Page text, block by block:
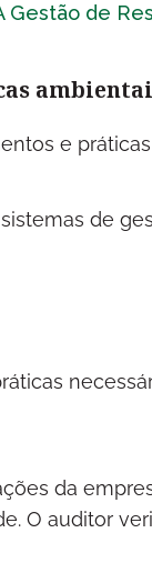
Gestão de
e
de
da
O auditor